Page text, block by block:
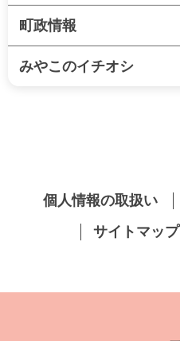
町政情報
みやこのイチオシ
個人情報の取扱い
サイトマップ